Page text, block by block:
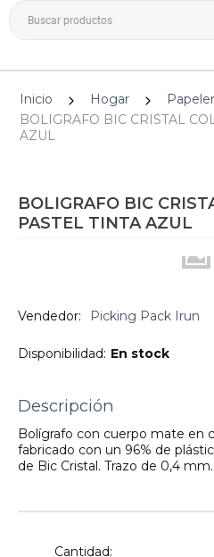
Inicio Hogar
BOLIGRAFO BIC CRISTAL
AZUL
BOLIGRAFO BIC
PASTEL TINTA AZUL
Vendedor: Picking Pack Irun
Disponibilidad: En stock
Descripción
Bolígrafo con cuerpo mate en
fabricado con un 96% de
de Bic Cristal. Trazo de 0,4
Cantidad: